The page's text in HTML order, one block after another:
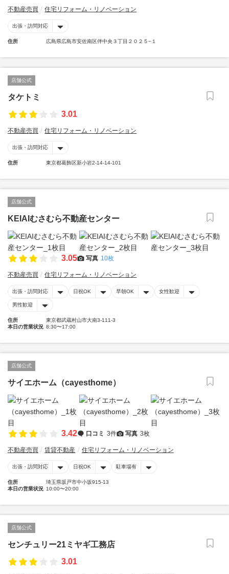
不動産売買 住宅リフォーム・リノベーション
出張・訪問対応
住所 広島県広島市安佐南区伴中央３丁目２０２５−１
店舗公式
タケトミ
3.01
不動産売買 住宅リフォーム・リノベーション
出張・訪問対応
住所 東京都葛飾区新小岩2-14-14-101
店舗公式
KEIAIむさむら不動産センター
3.05 写真 10枚
不動産売買 住宅リフォーム・リノベーション
出張・訪問対応 日祝OK 早朝OK 女性歓迎
男性歓迎
住所
東京都武蔵村山市大南3-111-3
本日の営業状況 8:30〜17:00
店舗公式
サイエホーム（cayesthome）
3.42 口コミ 3件 写真 3枚
不動産売買 賃貸不動産 住宅リフォーム・リノベーション
出張・訪問対応 日祝OK 駐車場有
住所
埼玉県坂戸市中小坂915-13
本日の営業状況 10:00〜20:00
店舗公式
センチュリー21ミヤギ工務店
3.01